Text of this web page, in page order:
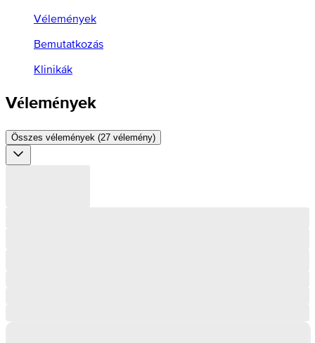
Vélemények
Bemutatkozás
Klinikák
Vélemények
Összes vélemények (27 vélemény)